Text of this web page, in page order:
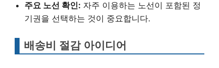
주요 노선 확인: 자주 이용하는 노선이 포함된 정
기권을 선택하는 것이 중요합니다.
배송비 절감 아이디어